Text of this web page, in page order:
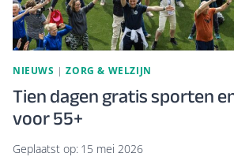
NIEUWS |ZORG & WELZIJN
Tien dagen gratis sporten
voor 55+
Geplaatst op: 15 mei 2026